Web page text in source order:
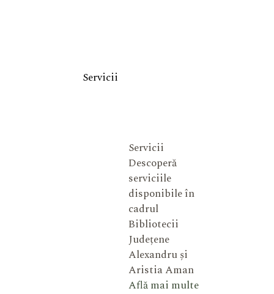
Servicii
Servicii
Descoperă
serviciile
disponibile în
cadrul
Bibliotecii
Județene
Alexandru și
Aristia Aman
Află mai multe